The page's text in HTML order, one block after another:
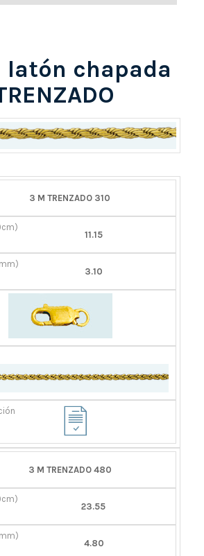
latón chapada
PESO
(APROX
DIÁMETRO/ANCHO
3 M TRENZADO 310
11.15
3.10
3 M TRENZADO 480
23.55
4.80